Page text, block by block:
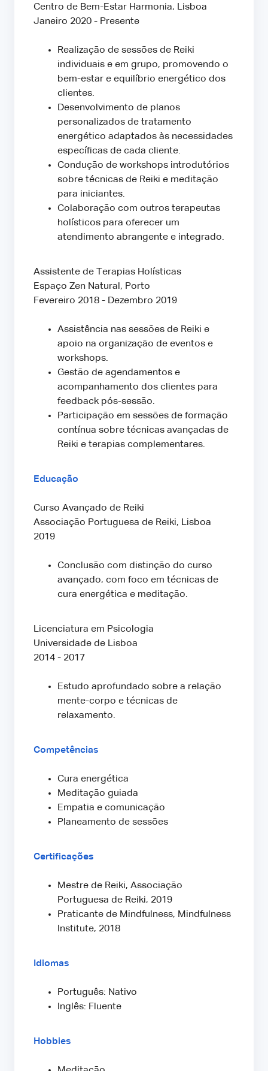
Centro de Bem-Estar Harmonia, Lisboa
Janeiro 2020 - Presente
Realização de sessões de Reiki
individuais e em grupo, promovendo o
bem-estar e equilíbrio energético dos
clientes.
Desenvolvimento de planos
personalizados de tratamento
energético adaptados às necessidades
específicas de cada cliente.
Condução de workshops introdutórios
sobre técnicas de Reiki e meditação
para iniciantes.
Colaboração com outros terapeutas
holísticos para oferecer um
atendimento abrangente e integrado.
Assistente de Terapias Holísticas
Espaço Zen Natural, Porto
Fevereiro 2018 - Dezembro 2019
Assistência nas sessões de Reiki e
apoio na organização de eventos e
workshops.
Gestão de agendamentos e
acompanhamento dos clientes para
feedback pós-sessão.
Participação em sessões de formação
contínua sobre técnicas avançadas de
Reiki e terapias complementares.
Educação
Curso Avançado de Reiki
Associação Portuguesa de Reiki, Lisboa
2019
Conclusão com distinção do curso
avançado, com foco em técnicas de
cura energética e meditação.
Licenciatura em Psicologia
Universidade de Lisboa
2014 - 2017
Estudo aprofundado sobre a relação
mente-corpo e técnicas de
relaxamento.
Competências
Cura energética
Meditação guiada
Empatia e comunicação
Planeamento de sessões
Certificações
Mestre de Reiki, Associação
Portuguesa de Reiki, 2019
Praticante de Mindfulness, Mindfulness
Institute, 2018
Idiomas
Português: Nativo
Inglês: Fluente
Hobbies